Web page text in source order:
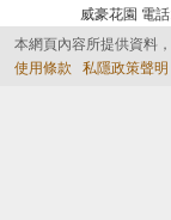
威豪花園 電
本網頁內容所提供資料
使用條款
私隱政策聲明